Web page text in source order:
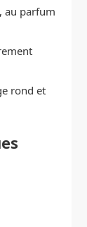
au parfum
rond et